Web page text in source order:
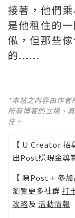
接著，他們
是他租住的
俬，但那些
的......
*本站之內容由作者
所有博客的立場、
任。
【 U Creator 招
出Post賺現金獎
【 睇Post + 參加
瀏覽更多社群 打
攻略及 活動情報